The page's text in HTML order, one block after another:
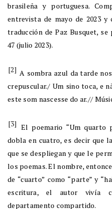
brasileña y portuguesa.
entrevista de mayo de 2023
traducción de Paz Busquet,
47 (julio 2023).
[2] A sombra azul da tarde
crepuscular./ Um sino toca, e
este som nascesse do ar.//
[3] El poemario “Um quarto
dobla en cuatro, es decir que
que se despliegan y que le
los poemas. El nombre,
de “cuarto” como “parte” y
escritura, el autor vivía
departamento compartido.